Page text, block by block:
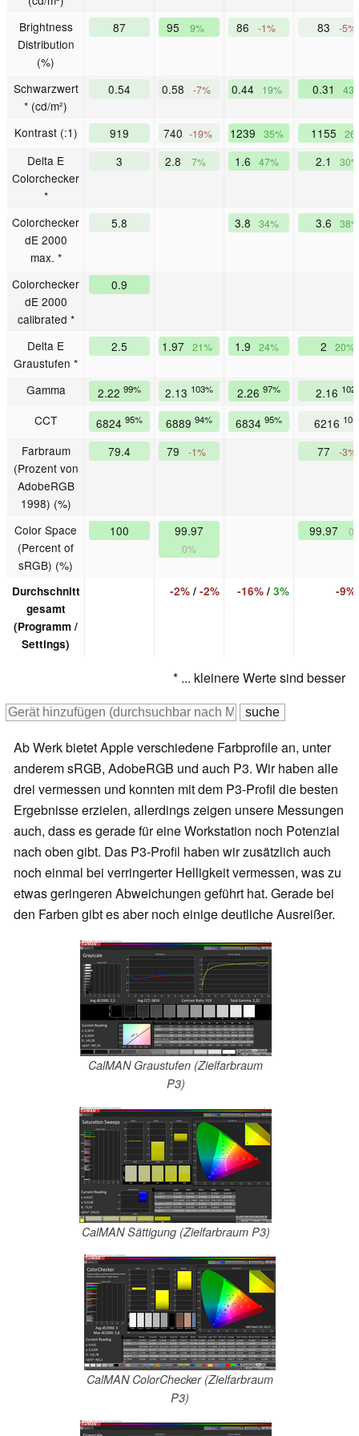
Brightness
Distribution
(%)
87 95 9% 86 -1% 83 -5%
Schwarzwert
* (cd/m²)
0.54 0.58 -7% 0.44 19% 0.31
Kontrast (:1) 919 740 -19% 1239 35% 1155
Delta E
Colorchecker
*
3 2.8 7% 1.6 47% 2.1 30%
Colorchecker
dE 2000
max. *
5.8 3.8 34% 3.6 38%
Colorchecker
dE 2000
calibrated *
0.9
Delta E
Graustufen *
2.5 1.97 21% 1.9 24% 2 20%
Gamma 2.22 99% 2.13 103% 2.26 97% 2.16
CCT 6824 95% 6889 94% 6834 95% 6216
Farbraum
(Prozent von
AdobeRGB
1998) (%)
79.4 79 -1% 77 -3%
Color Space
(Percent of
sRGB) (%)
100 99.97
0%
99.97
Durchschnitt
gesamt
(Programm /
Settings)
-2%/ -2% -16%/ 3% -9%
* ... kleinere Werte sind besser
Ab Werk bietet Apple verschiedene Farbprofile an, unter
anderem sRGB, AdobeRGB und auch P3. Wir haben alle
drei vermessen und konnten mit dem P3-Profil die besten
Ergebnisse erzielen, allerdings zeigen unsere Messungen
auch, dass es gerade für eine Workstation noch Potenzial
nach oben gibt. Das P3-Profil haben wir zusätzlich auch
noch einmal bei verringerter Helligkeit vermessen, was zu
etwas geringeren Abweichungen geführt hat. Gerade bei
den Farben gibt es aber noch einige deutliche Ausreißer.
CalMAN Graustufen (Zielfarbraum
P3)
CalMAN Sättigung (Zielfarbraum P3)
CalMAN ColorChecker (Zielfarbraum
P3)